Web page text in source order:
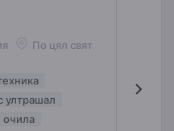
По цял свят
ултрашал
очила